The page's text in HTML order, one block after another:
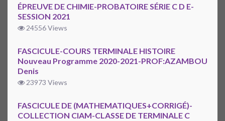
ÉPREUVE DE CHIMIE-PROBATOIRE SÉRIE C D E-
SESSION 2021
24556 Views
FASCICULE-COURS TERMINALE HISTOIRE
Nouveau Programme 2020-2021-PROF:AZAMBOU
Denis
23973 Views
FASCICULE DE (MATHEMATIQUES+CORRIGÉ)-
COLLECTION CIAM-CLASSE DE TERMINALE C